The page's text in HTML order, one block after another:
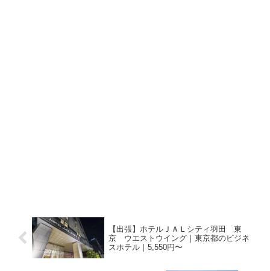
【出張】ホテルＪＡＬシティ羽田 東
京 ウエストウイング｜東京都のビジネ
スホテル｜5,550円〜